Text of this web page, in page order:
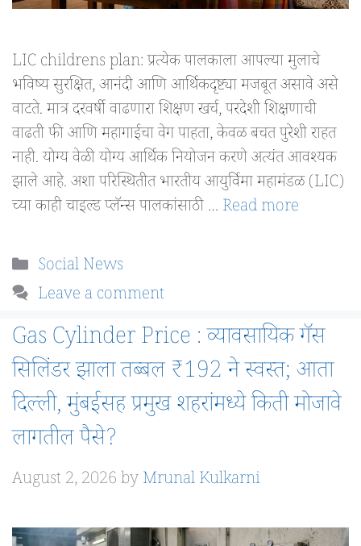
LIC childrens plan: प्रत्येक पालकाला आपल्या मुलाचे
भविष्य सुरक्षित, आनंदी आणि आर्थिकदृष्ट्या मजबूत असावे असे
वाटते. मात्र दरवर्षी वाढणारा शिक्षण खर्च, परदेशी शिक्षणाची
वाढती फी आणि महागाईचा वेग पाहता, केवळ बचत पुरेशी राहत
नाही. योग्य वेळी योग्य आर्थिक नियोजन करणे अत्यंत आवश्यक
झाले आहे. अशा परिस्थितीत भारतीय आयुर्विमा महामंडळ (LIC)
च्या काही चाइल्ड प्लॅन्स पालकांसाठी … Read more
Categories
Social News
Leave a comment
Gas Cylinder Price : व्यावसायिक गॅस
सिलिंडर झाला तब्बल ₹192 ने स्वस्त; आता
दिल्ली, मुंबईसह प्रमुख शहरांमध्ये किती मोजावे
लागतील पैसे?
August 2, 2026byMrunal Kulkarni